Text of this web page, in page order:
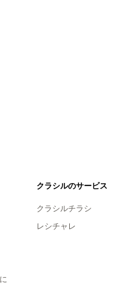
クラシルのサービス
クラシルチラシ
レシチャレ